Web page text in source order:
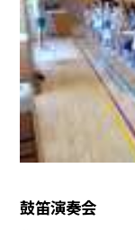
鼓笛演奏会